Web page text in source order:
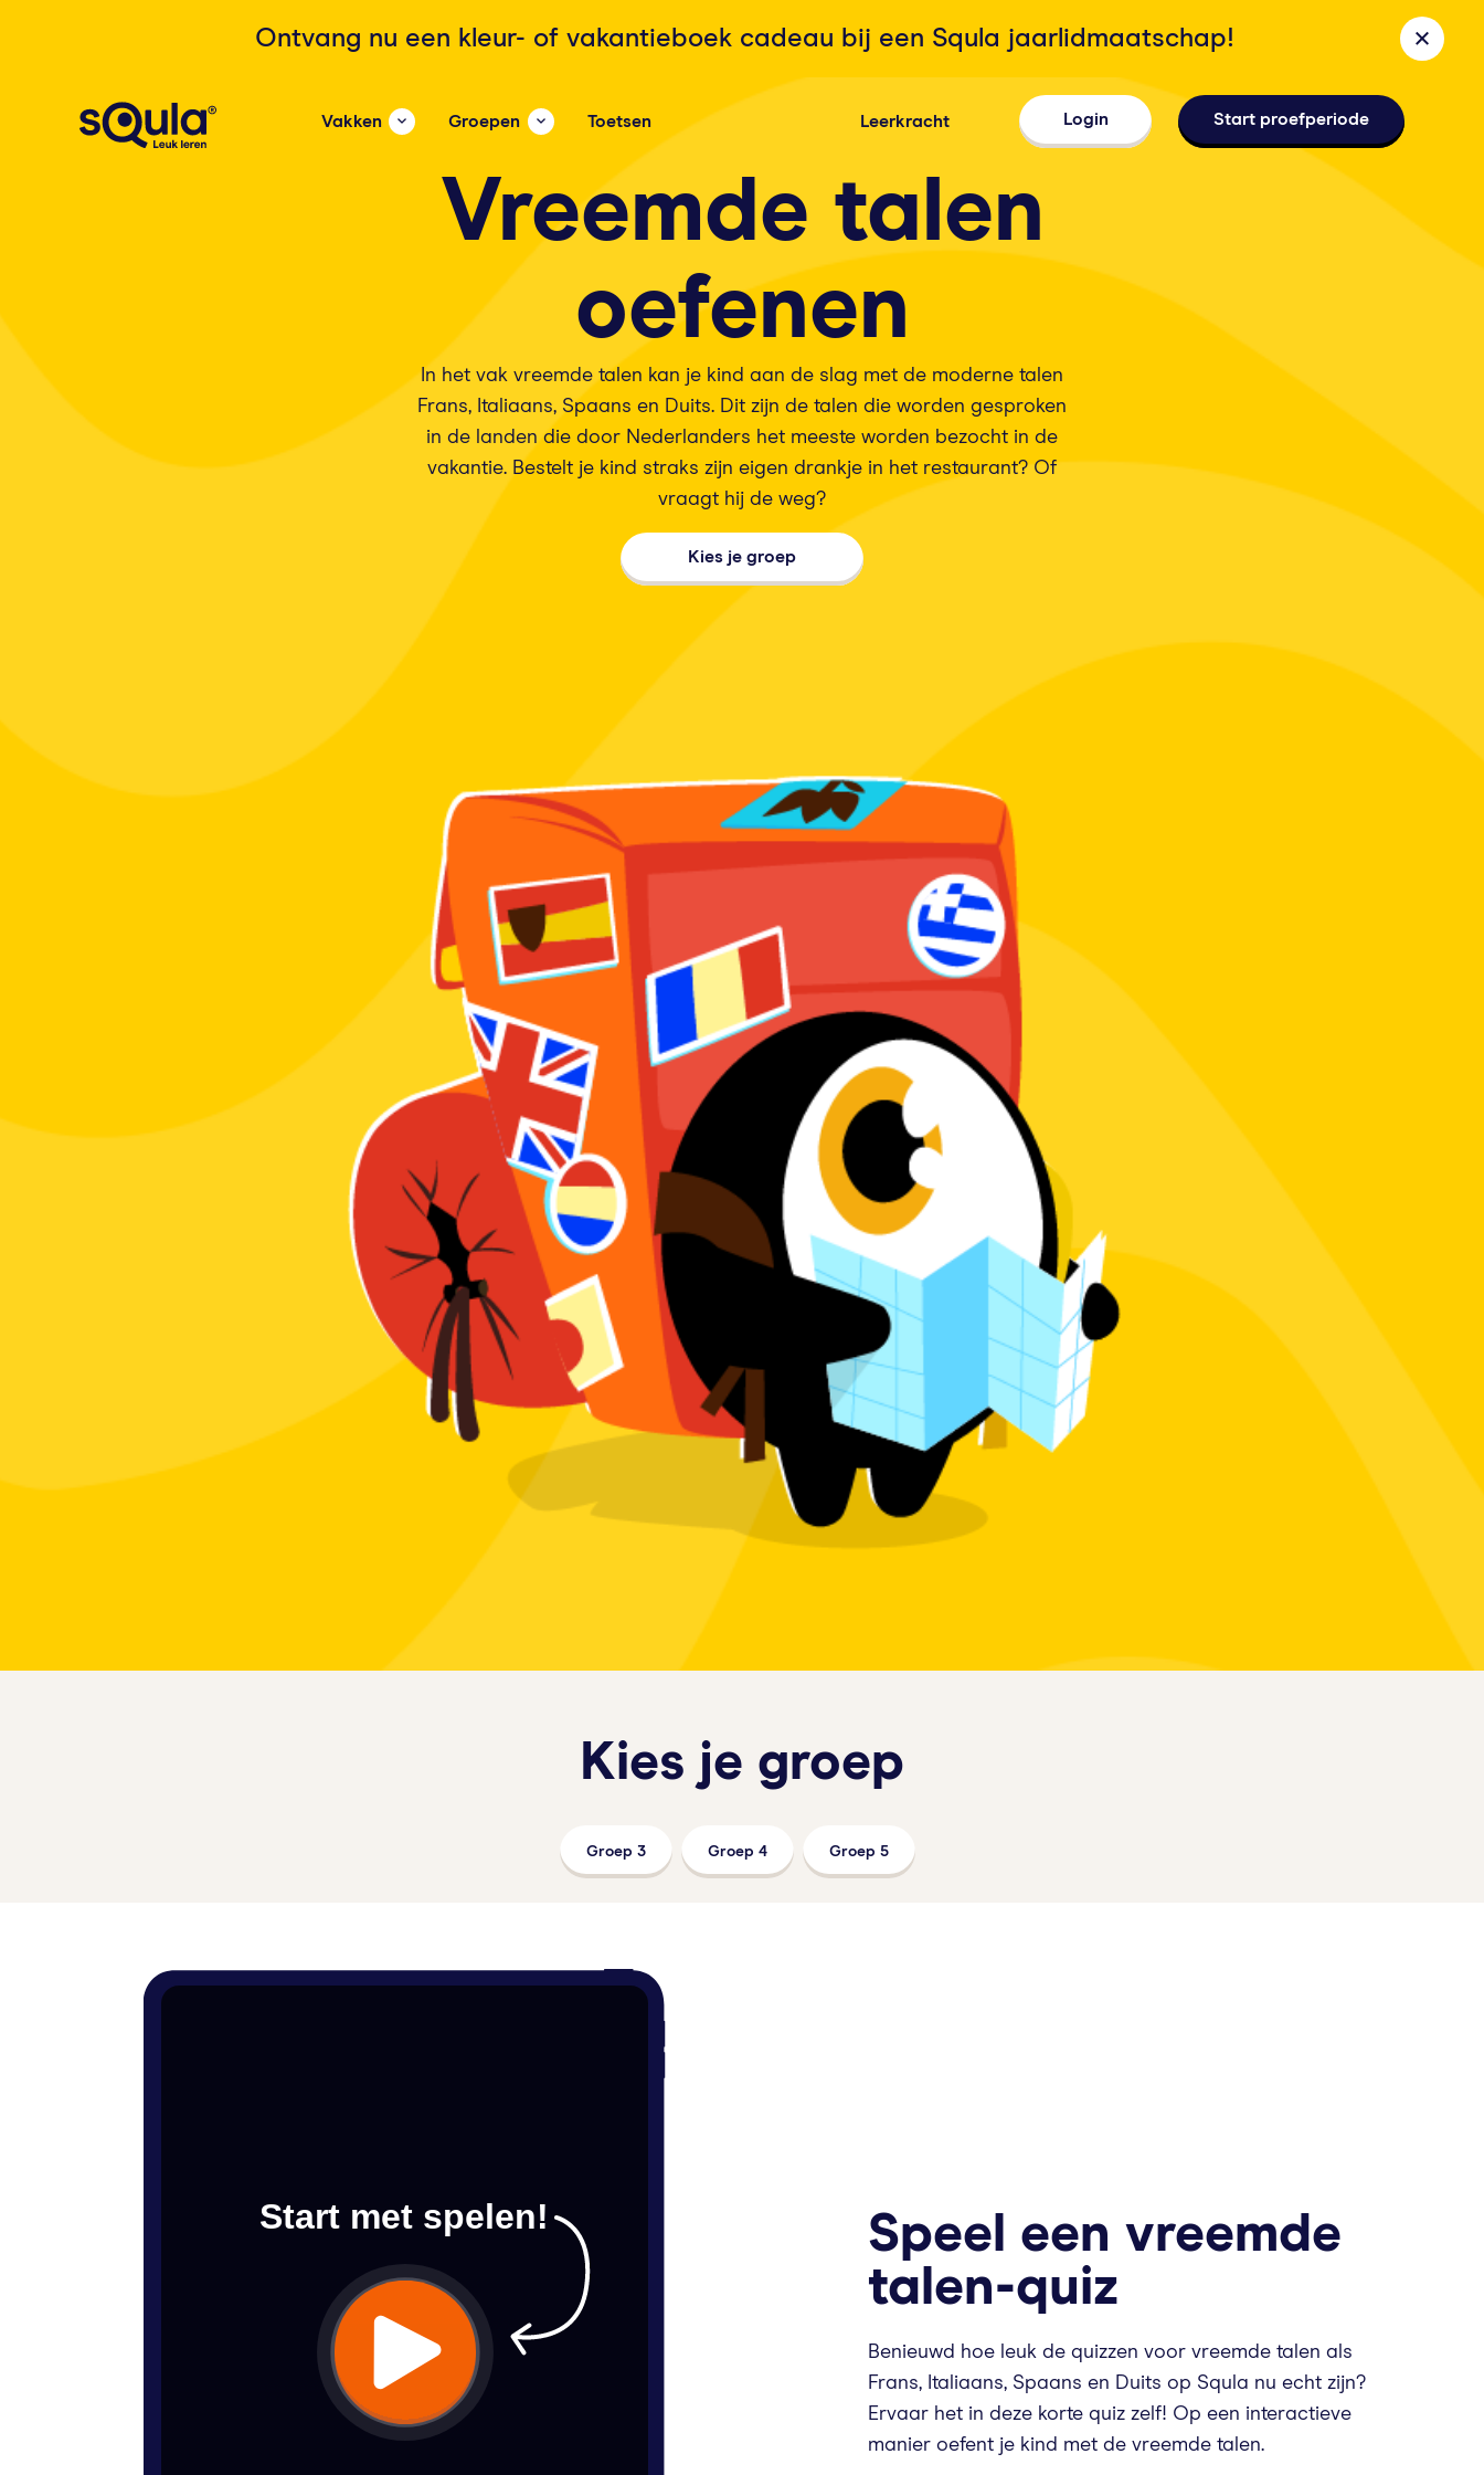
Ontvang nu een kleur- of vakantieboek cadeau bij een Squla jaarlidmaatschap!
Vakken Groepen Toetsen Leerkracht Login Start proefperiode
Vreemde talen
oefenen
In het vak vreemde talen kan je kind aan de slag met de moderne talen
Frans, Italiaans, Spaans en Duits. Dit zijn de talen die worden gesproken
in de landen die door Nederlanders het meeste worden bezocht in de
vakantie. Bestelt je kind straks zijn eigen drankje in het restaurant? Of
vraagt hij de weg?
Kies je groep
Kies je groep
Groep 3 Groep 4 Groep 5
Start met spelen!
Speel een vreemde
talen-quiz
Benieuwd hoe leuk de quizzen voor vreemde talen als
Frans, Italiaans, Spaans en Duits op Squla nu echt zijn?
Ervaar het in deze korte quiz zelf! Op een interactieve
manier oefent je kind met de vreemde talen.